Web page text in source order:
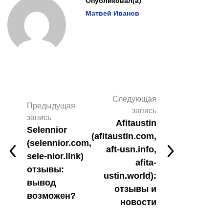
Матвей Иванов
Предыдущая
запись
Selennior
(selennior.com,
sele-nior.link)
отзывы:
вывод
возможен?
Следующая
запись
Afitaustin
(afitaustin.com,
aft-usn.info,
afita-
ustin.world):
отзывы и
новости